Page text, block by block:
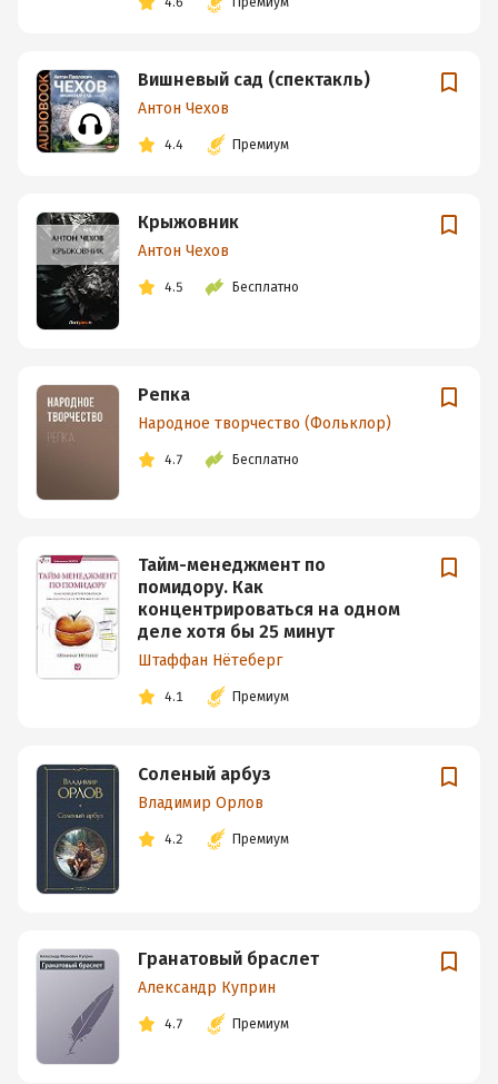
Вишневый сад (спектакль)
Антон Чехов
4.4 Премиум
Крыжовник
Антон Чехов
4.5 Бесплатно
Репка
Народное творчество (Фольклор)
4.7 Бесплатно
Тайм-менеджмент по
помидору. Как
концентрироваться на одном
деле хотя бы 25 минут
Штаффан Нётеберг
4.1 Премиум
Соленый арбуз
Владимир Орлов
4.2 Премиум
Гранатовый браслет
Александр Куприн
4.7 Премиум